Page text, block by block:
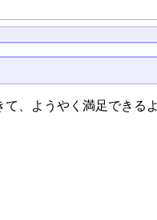
、ようやく満足できる